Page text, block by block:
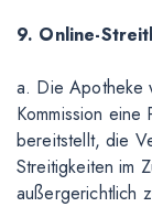
9. Online-
a. Die Apotheke
Kommission
bereitstellt, die
Streitigkeiten im
außergerichtlich